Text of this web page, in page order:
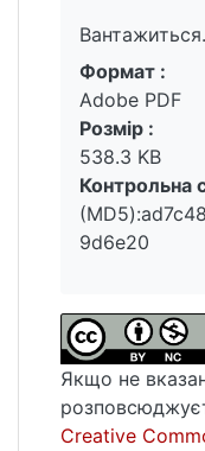
Вантажиться...
Формат :
Adobe PDF
Розмір :
538.3 KB
Контрольна
9d6e20
Якщо не
Creative